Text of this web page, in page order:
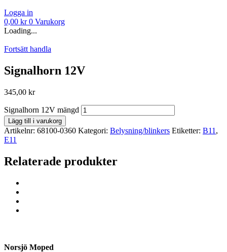
Logga in
0,00 kr 0 Varukorg
Loading...
Fortsätt handla
Signalhorn 12V
345,00 kr
Signalhorn 12V mängd
Lägg till i varukorg
Artikelnr: 68100-0360 Kategori: Belysning/blinkers Etiketter: B11 ,
E11
Relaterade produkter
Norsjö Moped